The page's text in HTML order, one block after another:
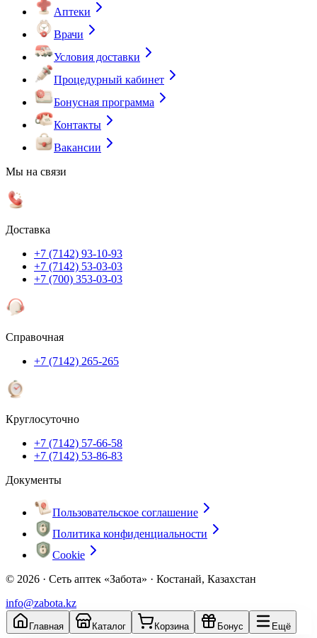
Аптеки
Врачи
Условия доставки
Процедурный кабинет
Бонусная программа
Контакты
Вакансии
Мы на связи
Доставка
+7 (7142) 93-10-93
+7 (7142) 53-03-03
+7 (700) 353-03-03
Справочная
+7 (7142) 265-265
Круглосуточно
+7 (7142) 57-66-58
+7 (7142) 53-86-83
Документы
Пользовательское соглашение
Политика конфиденциальности
Cookie
© 2026 · Сеть аптек «Забота» · Костанай, Казахстан
info@zabota.kz
Главная Каталог Корзина Бонус Ещё